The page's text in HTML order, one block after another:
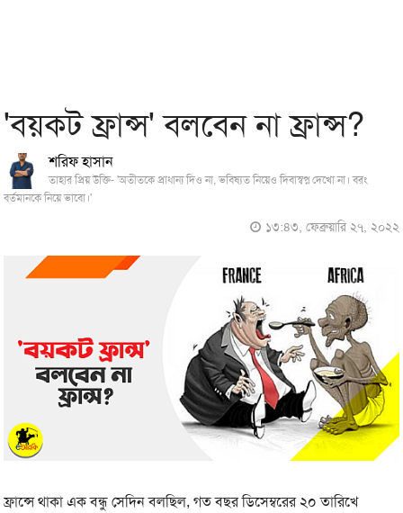
'বয়কট ফ্রান্স' বলবেন না ফ্রান্স?
শরিফ হাসান
তাহার প্রিয় উক্তি- 'অতীতকে প্রাধান্য দিও না, ভবিষ্যত নিয়েও দিবাস্বপ্ন দেখো না। বরং
বর্তমানকে নিয়ে ভাবো।'
১৩:৪৩, ফেব্রুয়ারি ২৭, ২০২২
ফ্রান্সে থাকা এক বন্ধু সেদিন বলছিল, গত বছর ডিসেম্বরের ২০ তারিখে